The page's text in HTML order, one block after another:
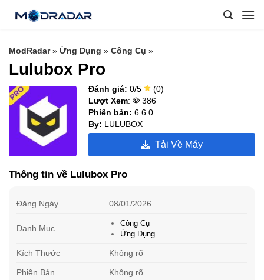
ModRadar» Ứng Dụng » Công Cụ »
Lulubox Pro
Đánh giá: 0/5
(0)
Lượt Xem:
386
Phiên bản: 6.6.0
By: LULUBOX
Tải Về Máy
Thông tin về Lulubox Pro
Đăng Ngày 08/01/2026
Danh Mục
Công Cụ
Ứng Dụng
Kích Thước Không rõ
Phiên Bản Không rõ